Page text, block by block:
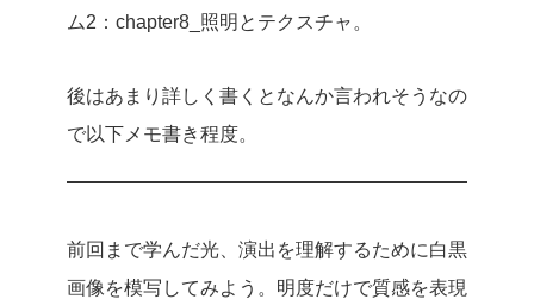
ム2：chapter8_照明とテクスチャ。
後はあまり詳しく書くとなんか言われそうなの
で以下メモ書き程度。
前回まで学んだ光、演出を理解するために白黒
画像を模写してみよう。明度だけで質感を表現